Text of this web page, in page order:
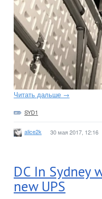
Читать дальше →
SYD1
alice2k 30 мая 2017, 12:16
DC In Sydney
new UPS